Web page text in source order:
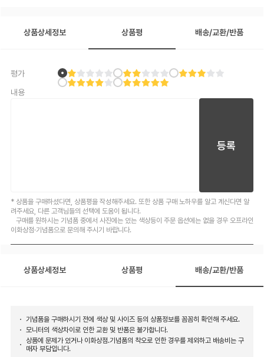
상품상세정보 상품평 배송/교환/반품
평가
내용
* 상품을 구매하셨다면, 상품평을 작성해주세요. 또한 상품 구매 노하우를 알고 계신다면 알
려주세요, 다른 고객님들의 선택에 도움이 됩니다.
구매를 원하시는 기념품 중에서 사진에는 있는 색상등이 주문 옵션에는 없을 경우 오프라인
이화상점·기념품으로 문의해 주시기 바랍니다.
상품상세정보 상품평 배송/교환/반품
기념품을 구매하시기 전에 색상 및 사이즈 등의 상품정보를 꼼꼼히 확인해 주세요.
모니터의 색상차이로 인한 교환 및 반품은 불가합니다.
상품에 문제가 있거나 이화상점.기념품의 착오로 인한 경우를 제외하고 배송비는 구
매자 부담입니다.